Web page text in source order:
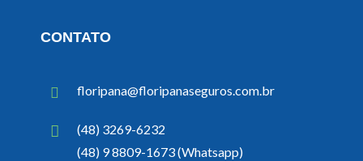
CONTATO
floripana@floripanaseguros.com.br
(48) 3269-6232
(48) 9 8809-1673 (Whatsapp)